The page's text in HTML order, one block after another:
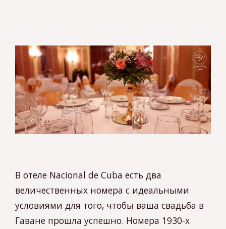
В отеле Nacional de Cuba есть два
величественных номера с идеальными
условиями для того, чтобы ваша свадьба в
Гаване прошла успешно. Номера 1930-х